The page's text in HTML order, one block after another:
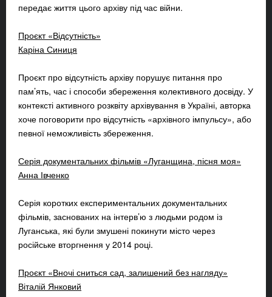
передає життя цього архіву під час війни.
Проєкт «Відсутність»
Каріна Синиця
Проєкт про відсутність архіву порушує питання про
пам’ять, час і способи збереження колективного досвіду. У
контексті активного розквіту архівування в Україні, авторка
хоче поговорити про відсутність «архівного імпульсу», або
певної неможливість збереження.
Серія документальних фільмів «Луганщина, пісня моя»
Анна Івченко
Серія коротких експериментальних документальних
фільмів, заснованих на інтерв’ю з людьми родом із
Луганська, які були змушені покинути місто через
російське вторгнення у 2014 році.
Проєкт «Вночі сниться сад, залишений без нагляду»
Віталій Янковий